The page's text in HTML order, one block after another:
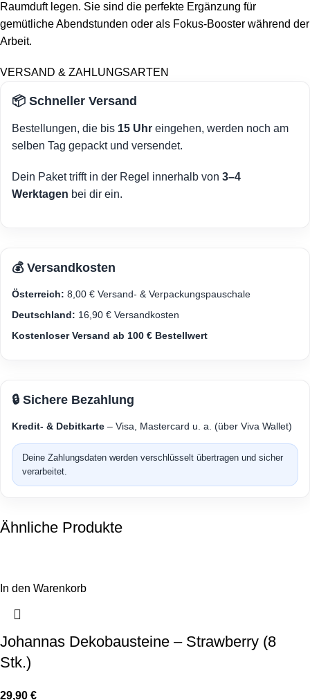
Raumduft legen. Sie sind die perfekte Ergänzung für
gemütliche Abendstunden oder als Fokus-Booster während der
Arbeit.
VERSAND & ZAHLUNGSARTEN
📦 Schneller Versand
Bestellungen, die bis 15 Uhr eingehen, werden noch am
selben Tag gepackt und versendet.
Dein Paket trifft in der Regel innerhalb von 3–4
Werktagen bei dir ein.
💰 Versandkosten
Österreich: 8,00 € Versand- & Verpackungspauschale
Deutschland: 16,90 € Versandkosten
Kostenloser Versand ab 100 € Bestellwert
🔒 Sichere Bezahlung
Kredit- & Debitkarte – Visa, Mastercard u. a. (über Viva Wallet)
Deine Zahlungsdaten werden verschlüsselt übertragen und sicher
verarbeitet.
Ähnliche Produkte
In den Warenkorb
Johannas Dekobausteine – Strawberry (8
Stk.)
29,90 €